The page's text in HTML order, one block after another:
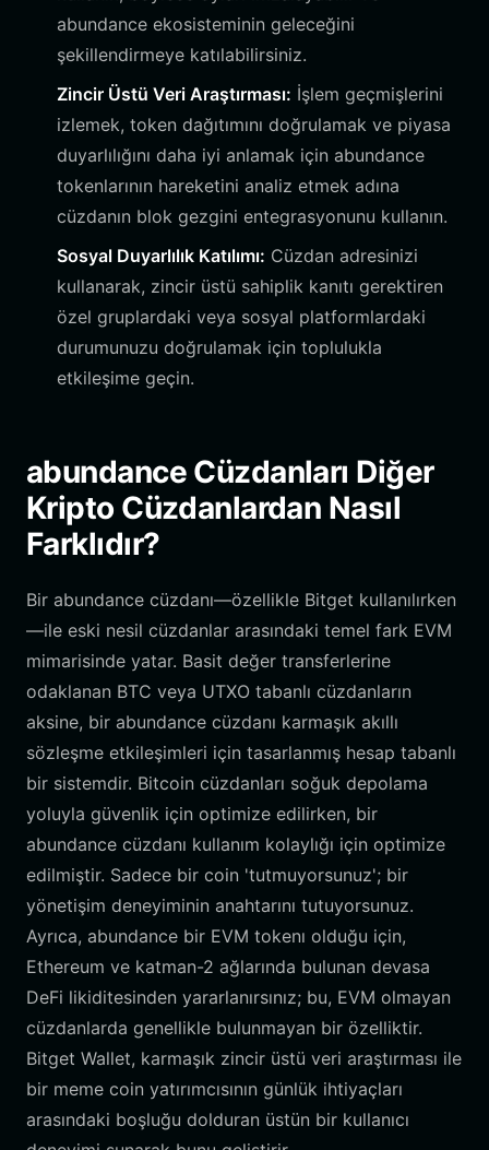
abundance ekosisteminin geleceğini
şekillendirmeye katılabilirsiniz.
Zincir Üstü Veri Araştırması: İşlem geçmişlerini
izlemek, token dağıtımını doğrulamak ve piyasa
duyarlılığını daha iyi anlamak için abundance
tokenlarının hareketini analiz etmek adına
cüzdanın blok gezgini entegrasyonunu kullanın.
Sosyal Duyarlılık Katılımı: Cüzdan adresinizi
kullanarak, zincir üstü sahiplik kanıtı gerektiren
özel gruplardaki veya sosyal platformlardaki
durumunuzu doğrulamak için toplulukla
etkileşime geçin.
abundance Cüzdanları Diğer
Kripto Cüzdanlardan Nasıl
Farklıdır?
Bir abundance cüzdanı—özellikle Bitget kullanılırken
—ile eski nesil cüzdanlar arasındaki temel fark EVM
mimarisinde yatar. Basit değer transferlerine
odaklanan BTC veya UTXO tabanlı cüzdanların
aksine, bir abundance cüzdanı karmaşık akıllı
sözleşme etkileşimleri için tasarlanmış hesap tabanlı
bir sistemdir. Bitcoin cüzdanları soğuk depolama
yoluyla güvenlik için optimize edilirken, bir
abundance cüzdanı kullanım kolaylığı için optimize
edilmiştir. Sadece bir coin 'tutmuyorsunuz'; bir
yönetişim deneyiminin anahtarını tutuyorsunuz.
Ayrıca, abundance bir EVM tokenı olduğu için,
Ethereum ve katman-2 ağlarında bulunan devasa
DeFi likiditesinden yararlanırsınız; bu, EVM olmayan
cüzdanlarda genellikle bulunmayan bir özelliktir.
Bitget Wallet, karmaşık zincir üstü veri araştırması ile
bir meme coin yatırımcısının günlük ihtiyaçları
arasındaki boşluğu dolduran üstün bir kullanıcı